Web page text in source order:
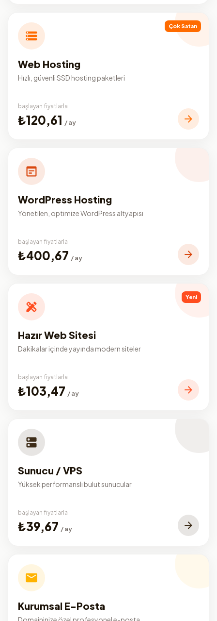
Çok Satan
Web Hosting
Hızlı, güvenli SSD hosting paketleri
başlayan fiyatlarla
₺120,61 / ay
WordPress Hosting
Yönetilen, optimize WordPress altyapısı
başlayan fiyatlarla
₺400,67 / ay
Yeni
Hazır Web Sitesi
Dakikalar içinde yayında modern siteler
başlayan fiyatlarla
₺103,47 / ay
Sunucu / VPS
Yüksek performanslı bulut sunucular
başlayan fiyatlarla
₺39,67 / ay
Kurumsal E-Posta